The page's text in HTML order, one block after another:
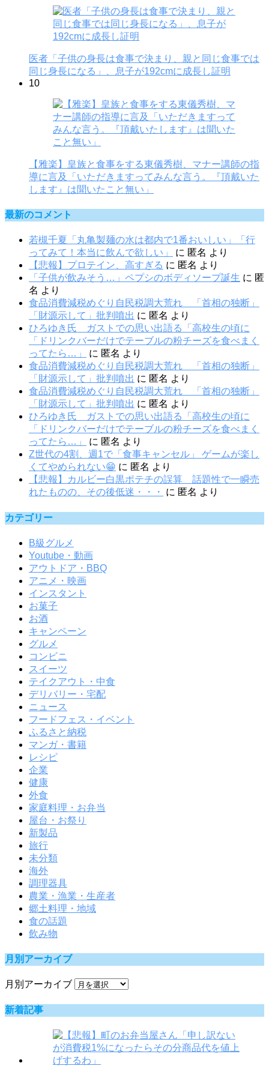
医者「子供の身長は食事で決まり、親と同じ食事では
同じ身長になる」、息子が192cmに成長し証明
10
【雅楽】皇族と食事をする東儀秀樹、マナー講師の指
導に言及「いただきますってみんな言う。『頂戴いた
します』は聞いたこと無い」
最新のコメント
若槻千夏「丸亀製麺の水は都内で1番おいしい」「行
ってみて！本当に飲んで欲しい」
に 匿名 より
【悲報】プロテイン、高すぎる に 匿名 より
「子供が飲みそう…」ペプシのボディソープ誕生 に 匿
名 より
食品消費減税めぐり自民税調大荒れ 「首相の独断」
「財源示して」批判噴出 に 匿名 より
ひろゆき氏 ガストでの思い出語る「高校生の頃に
「ドリンクバーだけでテーブルの粉チーズを食べまく
ってたら…」
に 匿名 より
食品消費減税めぐり自民税調大荒れ 「首相の独断」
「財源示して」批判噴出 に 匿名 より
食品消費減税めぐり自民税調大荒れ 「首相の独断」
「財源示して」批判噴出 に 匿名 より
ひろゆき氏 ガストでの思い出語る「高校生の頃に
「ドリンクバーだけでテーブルの粉チーズを食べまく
ってたら…」
に 匿名 より
Z世代の4割、週1で「食事キャンセル」 ゲームが楽し
くてやめられない😁 に 匿名 より
【悲報】カルビー白黒ポテチの誤算 話題性で一瞬売
れたものの、その後低迷・・・
に 匿名 より
カテゴリー
B級グルメ
Youtube・動画
アウトドア・BBQ
アニメ・映画
インスタント
お菓子
お酒
キャンペーン
グルメ
コンビニ
スイーツ
テイクアウト・中食
デリバリー・宅配
ニュース
フードフェス・イベント
ふるさと納税
マンガ・書籍
レシピ
企業
健康
外食
家庭料理・お弁当
屋台・お祭り
新製品
旅行
未分類
海外
調理器具
農業・漁業・生産者
郷土料理・地域
食の話題
飲み物
月別アーカイブ
月別アーカイブ
新着記事